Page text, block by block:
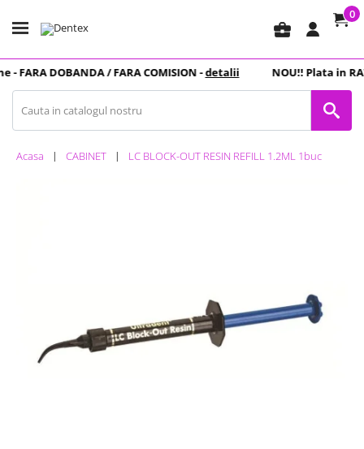
business_center
0
-FARA DOBANDA/ FARA COMISION -detalii NOU!! Plata in
Acasa CABINET LC BLOCK-OUT RESIN REFILL 1.2ML 1buc